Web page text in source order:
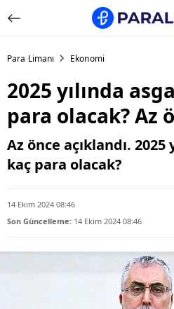
Para Limanı Ekonomi
2025 yılında
para olacak? Az
Az önce açıklandı.
kaç para olacak?
14 Ekim 2024 08:46
Son Güncelleme: 14 Ekim 2024 08:46